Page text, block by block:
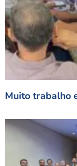
Muito trabalho